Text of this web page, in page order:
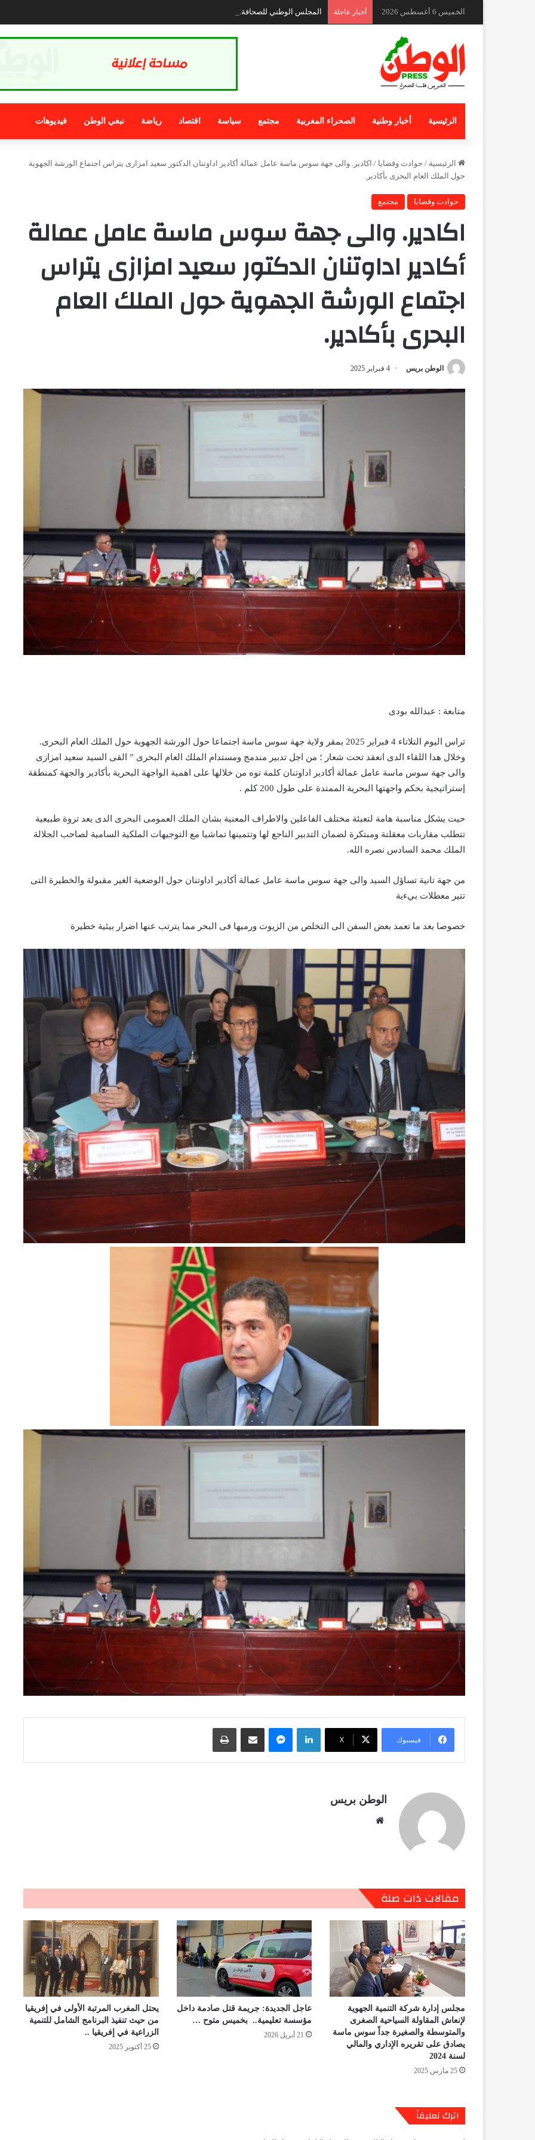
الخميس 6 أغسطس 2026 أخبار عاجلة المجلس الوطني للصحافة.. الذي نريد
الرئيسية أخبار وطنية الصحراء المغربية مجتمع سياسة اقتصاد رياضة نبغي الوطن فيديوهات
الرئيسية / حوادث وقضايا / اكادير. والى جهة سوس ماسة عامل عمالة أكادير اداوتنان الدكتور سعيد امزازى يتراس اجتماع الورشة الجهوية
حول الملك العام البحرى بأكادير.
حوادث وقضايا مجتمع
اكادير. والى جهة سوس ماسة عامل عمالة
أكادير اداوتنان الدكتور سعيد امزازى يتراس
اجتماع الورشة الجهوية حول الملك العام
البحرى بأكادير.
الوطن بريس 4 فبراير 2025
متابعة : عبدالله بودى
تراس اليوم التلاتاء 4 فبراير 2025 بمقر ولاية جهة سوس ماسة اجتماعا حول الورشة الجهوية حول الملك العام البحرى.
وخلال هدا اللقاء الدى انعقد تحت شعار ؛ من اجل تدبير مندمج ومستدام الملك العام البحرى ” القى السيد سعيد امزازى
والى جهة سوس ماسة عامل عمالة أكادير اداوتنان كلمة توه من خلالها على اهمية الواجهة البحرية بأكادير والجهة كمنطقة
إستراتيجية بحكم واجهتها البحرية الممتدة على طول 200 كلم .
حيت يشكل مناسبة هامة لتعبئة مختلف الفاعلين والاطراف المعنية بشان الملك العمومى البحرى الدى يعد تروة طبيعية
تتطلب مقاربات معقلنة ومبتكرة لضمان التدبير الناجع لها وتتمينها تماشيا مع التوجيهات الملكية السامية لصاحب الجلالة
الملك محمد السادس نصره الله.
من جهة تانية تساؤل السيد والى جهة سوس ماسة عامل عمالة أكادير اداوتنان حول الوضعية الغير مقبولة والخطيرة التى
تتير معطلات بيءية
خصوصا بعد ما تعمد بعض السفن الى التخلص من الزيوت ورميها فى البحر مما يترتب عنها اضرار بيئية خطيرة
فيسبوك X
لينكدإن ماسنجر مشاركة عبر البريد طباعة
الوطن بريس
مقالات ذات صلة
مجلس إدارة شركة التنمية الجهوية
لإنعاش المقاولة السياحية الصغرى
والمتوسطة والصغيرة جداً سوس ماسة
يصادق على تقريره الإداري والمالي
لسنة 2024
25 مارس 2025
عاجل الجديدة: جريمة قتل صادمة داخل
مؤسسة تعليمية.. بخميس متوح …
21 أبريل 2026
يحتل المغرب المرتبة الأولى في إفريقيا
من حيث تنفيذ البرنامج الشامل للتنمية
الزراعية في إفريقيا ..
25 أكتوبر 2025
اترك تعليقاً